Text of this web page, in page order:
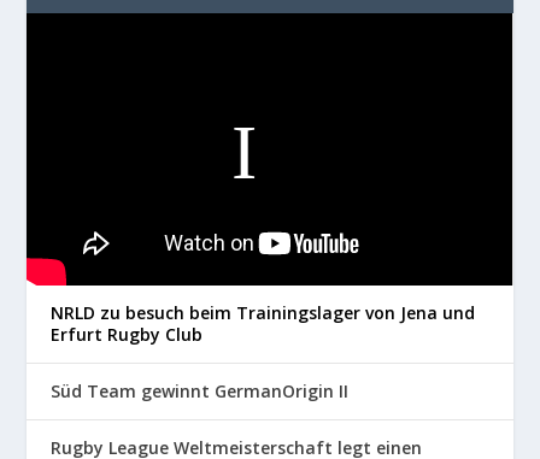
NRLD zu besuch beim Trainingslager von Jena und
Erfurt Rugby Club
Süd Team gewinnt GermanOrigin II
Rugby League Weltmeisterschaft legt einen